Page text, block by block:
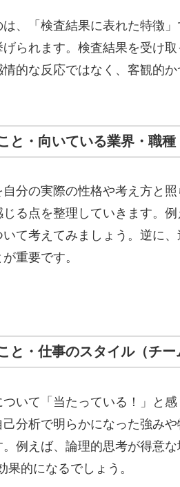
、「検査結果に表れた特徴
られます。検査結果を受け
的な反応ではなく、客観的
と・向いている業界・職種
分の実際の性格や考え方と
る点を整理していきます。
て考えてみましょう。逆に
重要です。
と・仕事のスタイル（チー
いて「当たっている！」と
分析で明らかになった強み
例えば、論理的思考が得意
果的になるでしょう。